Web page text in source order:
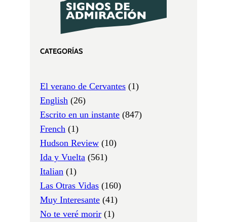
CATEGORÍAS
El verano de Cervantes (1)
English (26)
Escrito en un instante (847)
French (1)
Hudson Review (10)
Ida y Vuelta (561)
Italian (1)
Las Otras Vidas (160)
Muy Interesante (41)
No te veré morir (1)